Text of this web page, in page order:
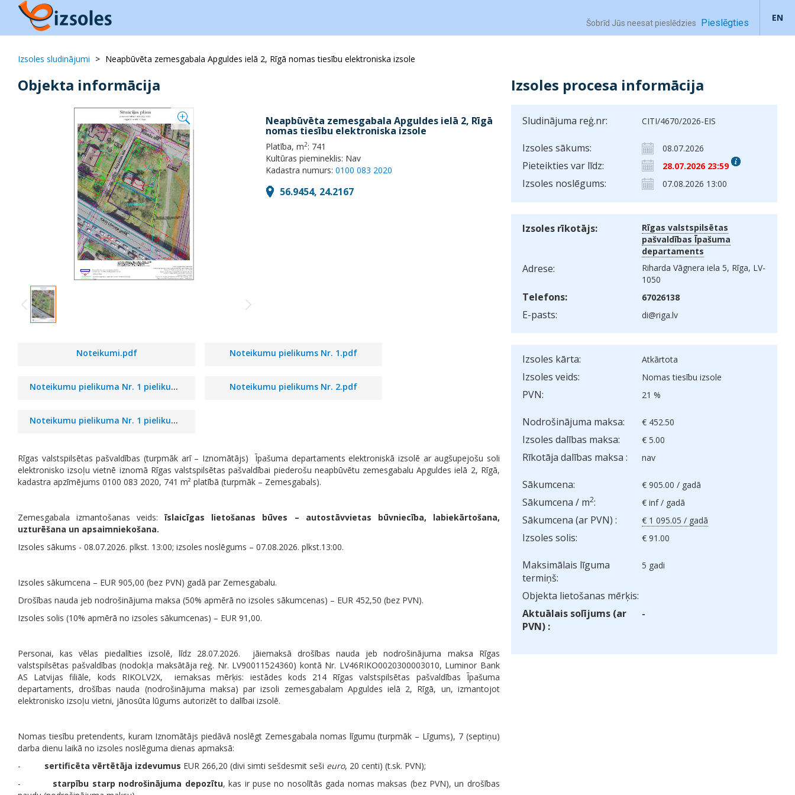
Šobrīd Jūs neesat pieslēdzies Pieslēgties EN
Izsoles sludinājumi Neapbūvēta zemesgabala Apguldes ielā 2, Rīgā nomas tiesību elektroniska izsole
Izsoles procesa informācija
Sludinājuma reģ.nr: CITI/4670/2026-EIS
Izsoles sākums: 08.07.2026
Pieteikties var līdz: 28.07.2026 23:59
Izsoles noslēgums: 07.08.2026 13:00
Izsoles rīkotājs:
Rīgas valstspilsētas
pašvaldības Īpašuma
departaments
Adrese:
Riharda Vāgnera iela 5, Rīga, LV-
1050
Telefons: 67026138
E-pasts: di@riga.lv
Izsoles kārta: Atkārtota
Izsoles veids: Nomas tiesību izsole
PVN: 21 %
Nodrošinājuma maksa: € 452.50
Izsoles dalības maksa: € 5.00
Rīkotāja dalības maksa : nav
Sākumcena: € 905.00/ gadā
Sākumcena / m2: € inf/ gadā
Sākumcena (ar PVN) : € 1 095.05 / gadā
Izsoles solis: € 91.00
Maksimālais līguma
termiņš:
5 gadi
Objekta lietošanas mērķis:
Aktuālais solījums (ar
PVN) :
-
Objekta informācija
Neapbūvēta zemesgabala Apguldes ielā 2, Rīgā
nomas tiesību elektroniska izsole
Platība, m2: 741
Kultūras piemineklis: Nav
Kadastra numurs:0100 083 2020
56.9454, 24.2167
Noteikumi.pdf Noteikumu pielikums Nr. 1.pdf
Noteikumu pielikuma Nr. 1 pielikums 1.pdf Noteikumu pielikums Nr. 2.pdf
Noteikumu pielikuma Nr. 1 pielikums 2.pdf
Rīgas valstspilsētas pašvaldības (turpmāk arī – Iznomātājs)
Īpašuma departaments elektroniskā izsolē ar augšupejošu soli
elektronisko izsoļu vietnē iznomā Rīgas valstspilsētas pašvaldībai piederošu neapbūvētu zemesgabalu Apguldes ielā 2, Rīgā,
kadastra apzīmējums 0100 083 2020, 741 m² platībā (turpmāk – Zemesgabals).
Zemesgabala izmantošanas veids:īslaicīgas lietošanas būves – autostāvvietas būvniecība, labiekārtošana,
uzturēšana un apsaimniekošana.
Izsoles sākums - 08.07.2026. plkst. 13:00; izsoles noslēgums – 07.08.2026. plkst.13:00.
Izsoles sākumcena – EUR 905,00 (bez PVN) gadā par Zemesgabalu.
Drošības nauda jeb nodrošinājuma maksa (50% apmērā no izsoles sākumcenas) – EUR 452,50 (bez PVN).
Izsoles solis (10% apmērā no izsoles sākumcenas) – EUR 91,00.
Personai, kas vēlas piedalīties izsolē, līdz 28.07.2026.
jāiemaksā drošības nauda jeb nodrošinājuma maksa Rīgas
valstspilsētas pašvaldības (nodokļa maksātāja reģ. Nr. LV90011524360) kontā Nr. LV46RIKO0020300003010, Luminor Bank
AS Latvijas filiāle, kods RIKOLV2X,
iemaksas mērķis: iestādes kods 214 Rīgas valstspilsētas pašvaldības Īpašuma
departaments,drošības nauda (nodrošinājuma maksa) par izsoli zemesgabalam Apguldes ielā 2, Rīgā, un, izmantojot
elektronisko izsoļu vietni, jānosūta lūgums autorizēt to dalībai izsolē.
Nomas tiesību pretendents, kuram Iznomātājs piedāvā noslēgt Zemesgabala nomas līgumu (turpmāk – Līgums), 7 (septiņu)
darba dienu laikā no izsoles noslēguma dienas apmaksā:
-
sertificēta vērtētāja izdevumus EUR 266,20 (divi simti sešdesmit seši euro, 20 centi) (t.sk. PVN);
-
starpību starp nodrošinājuma depozītu, kas ir puse no nosolītās gada nomas maksas (bez PVN), un drošības